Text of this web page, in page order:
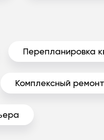
Перепланировка
Комплексный